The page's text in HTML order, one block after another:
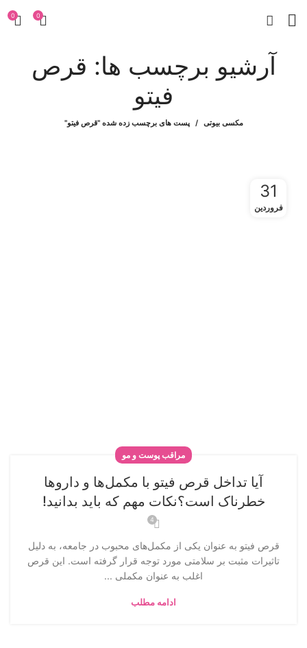
0
0
آرشیو برچسب ها: قرص
فیتو
مکسی بیوتی پست های برچسب زده شده "قرص فیتو"
31
فروردین
مراقب پوست و مو
آیا تداخل قرص فیتو با مکمل‌ها و داروها
خطرناک است؟نکات مهم که باید بدانید!
4
قرص فیتو به عنوان یکی از مکمل‌های محبوب در جامعه، به دلیل
تاثیرات مثبت بر سلامتی مورد توجه قرار گرفته است. این قرص
اغلب به عنوان مکملی ...
ادامه مطلب